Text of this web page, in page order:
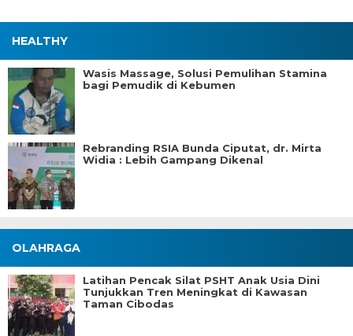
HEALTHY
Wasis Massage, Solusi Pemulihan Stamina
bagi Pemudik di Kebumen
Rebranding RSIA Bunda Ciputat, dr. Mirta
Widia : Lebih Gampang Dikenal
OLAHRAGA
Latihan Pencak Silat PSHT Anak Usia Dini
Tunjukkan Tren Meningkat di Kawasan
Taman Cibodas